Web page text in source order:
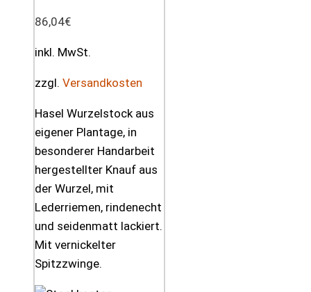
86,04€
inkl. MwSt.
zzgl. Versandkosten
Hasel Wurzelstock aus
eigener Plantage, in
besonderer Handarbeit
hergestellter Knauf aus
der Wurzel, mit
Lederriemen, rindenecht
und seidenmatt lackiert.
Mit vernickelter
Spitzzwinge.